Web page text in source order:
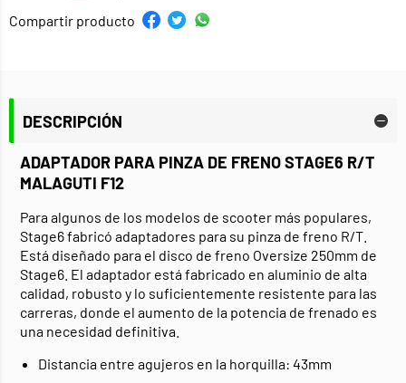
Compartir producto
DESCRIPCIÓN
ADAPTADOR PARA PINZA DE FRENO STAGE6 R/T
MALAGUTI F12
Para algunos de los modelos de scooter más populares,
Stage6 fabricó adaptadores para su pinza de freno R/T.
Está diseñado para el disco de freno Oversize 250mm de
Stage6. El adaptador está fabricado en aluminio de alta
calidad, robusto y lo suficientemente resistente para las
carreras, donde el aumento de la potencia de frenado es
una necesidad definitiva.
Distancia entre agujeros en la horquilla: 43mm